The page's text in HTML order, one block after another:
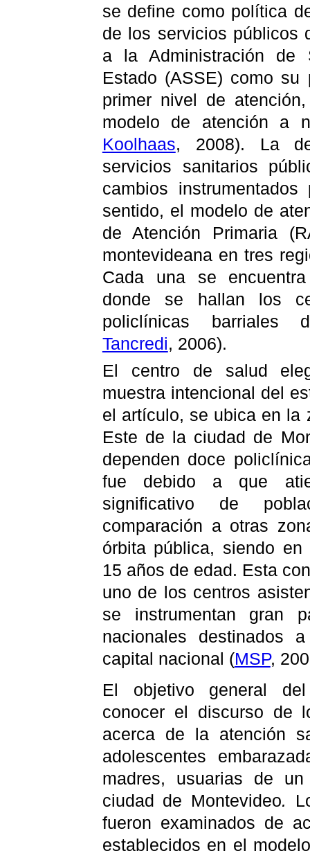
se define como política
de los servicios públicos
a la Administración de
Estado (ASSE) como
primer nivel de
modelo de atención a
Koolhaas, 2008). La
servicios sanitarios
cambios
sentido, el modelo de
de Atención Primaria
montevideana en tres
Cada una se
donde se hallan los
policlínicas barriales
Tancredi, 2006).
El centro de salud
muestra intencional del
el artículo, se ubica en la
Este de la ciudad de
dependen doce
fue debido a que
significativo de
comparación a otras
órbita pública, siendo
15 años de edad. Esta
uno de los centros
se instrumentan gran
nacionales destinados
capital nacional (MSP,
El objetivo general
conocer el discurso de
acerca de la atención
adolescentes
madres, usuarias de
ciudad de Montevideo.
fueron examinados de
establecidos en el